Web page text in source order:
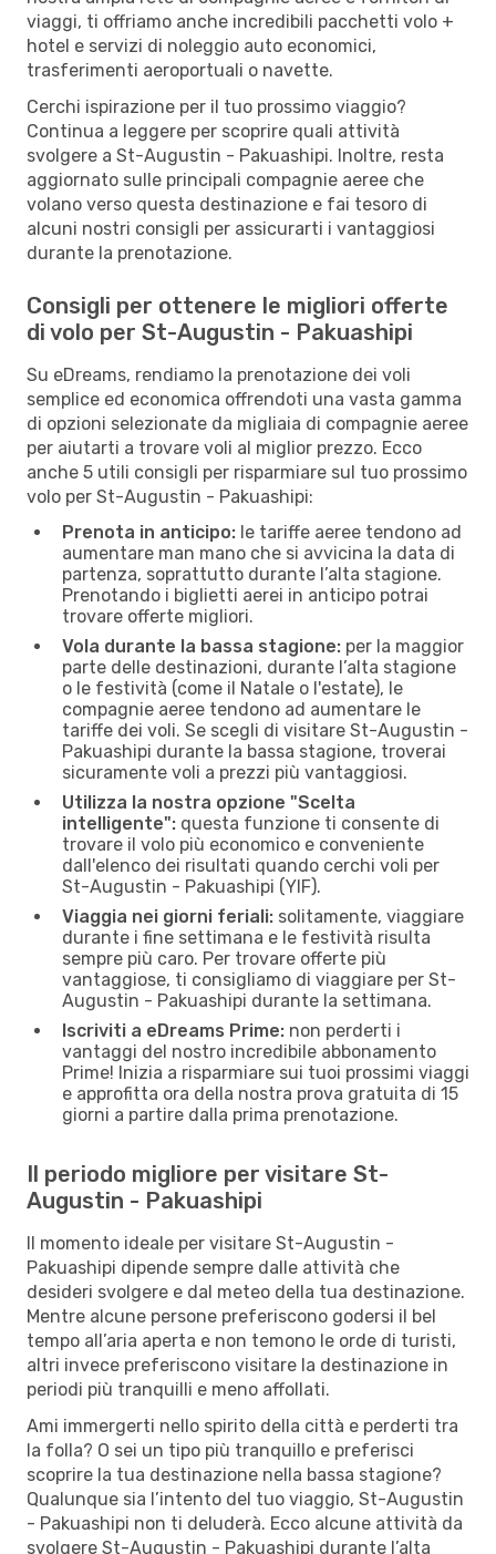
viaggi, ti offriamo anche incredibili pacchetti volo +
hotel e servizi di noleggio auto economici,
trasferimenti aeroportuali o navette.
Cerchi ispirazione per il tuo prossimo viaggio?
Continua a leggere per scoprire quali attività
svolgere a St-Augustin - Pakuashipi. Inoltre, resta
aggiornato sulle principali compagnie aeree che
volano verso questa destinazione e fai tesoro di
alcuni nostri consigli per assicurarti i vantaggiosi
durante la prenotazione.
Consigli per ottenere le migliori offerte
di volo per St-Augustin - Pakuashipi
Su eDreams, rendiamo la prenotazione dei voli
semplice ed economica offrendoti una vasta gamma
di opzioni selezionate da migliaia di compagnie aeree
per aiutarti a trovare voli al miglior prezzo. Ecco
anche 5 utili consigli per risparmiare sul tuo prossimo
volo per St-Augustin - Pakuashipi:
Prenota in anticipo: le tariffe aeree tendono ad
aumentare man mano che si avvicina la data di
partenza, soprattutto durante l’alta stagione.
Prenotando i biglietti aerei in anticipo potrai
trovare offerte migliori.
Vola durante la bassa stagione: per la maggior
parte delle destinazioni, durante l’alta stagione
o le festività (come il Natale o l'estate), le
compagnie aeree tendono ad aumentare le
tariffe dei voli. Se scegli di visitare St-Augustin -
Pakuashipi durante la bassa stagione, troverai
sicuramente voli a prezzi più vantaggiosi.
Utilizza la nostra opzione "Scelta
intelligente": questa funzione ti consente di
trovare il volo più economico e conveniente
dall'elenco dei risultati quando cerchi voli per
St-Augustin - Pakuashipi (YIF).
Viaggia nei giorni feriali: solitamente, viaggiare
durante i fine settimana e le festività risulta
sempre più caro. Per trovare offerte più
vantaggiose, ti consigliamo di viaggiare per St-
Augustin - Pakuashipi durante la settimana.
Iscriviti a eDreams Prime: non perderti i
vantaggi del nostro incredibile abbonamento
Prime! Inizia a risparmiare sui tuoi prossimi viaggi
e approfitta ora della nostra prova gratuita di 15
giorni a partire dalla prima prenotazione.
Il periodo migliore per visitare St-
Augustin - Pakuashipi
Il momento ideale per visitare St-Augustin -
Pakuashipi dipende sempre dalle attività che
desideri svolgere e dal meteo della tua destinazione.
Mentre alcune persone preferiscono godersi il bel
tempo all’aria aperta e non temono le orde di turisti,
altri invece preferiscono visitare la destinazione in
periodi più tranquilli e meno affollati.
Ami immergerti nello spirito della città e perderti tra
la folla? O sei un tipo più tranquillo e preferisci
scoprire la tua destinazione nella bassa stagione?
Qualunque sia l’intento del tuo viaggio, St-Augustin
- Pakuashipi non ti deluderà. Ecco alcune attività da
svolgere St-Augustin - Pakuashipi durante l’alta